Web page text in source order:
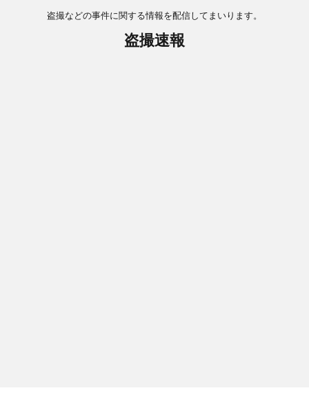
盗撮などの事件に関する情報を配信してまいります。
盗撮速報